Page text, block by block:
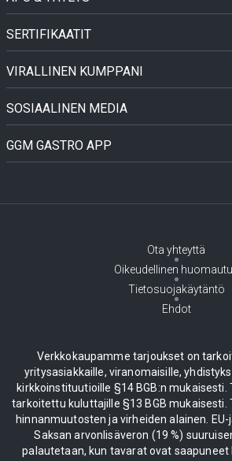
SERTIFIKAATIT
VIRALLINEN KUMPPANI
SOSIAALINEN MEDIA
GGM GASTRO APP
Ota yhteyttä
Oikeudellinen
Tietosuojakäytäntö
Ehdot
Verkkokaupamme tarjoukset on
yritysasiakkaille, viranomaisille,
kirkkoinstituutioille §14 BGB:n mukaisesti.
tarkoitettu kuluttajille §13 BGB mukaisesti.
hinnanmuutosten ja virheiden alainen.
Saksan arvonlisäveron (19 %)
palautetaan, kun tavarat ovat saapuneet